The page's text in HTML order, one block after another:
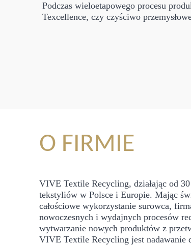
Podczas wieloetapowego procesu
Texcellence, czy czyściwo
O FIRMIE
VIVE Textile Recycling, działając od
tekstyliów w Polsce i Europie. Mając
całościowe wykorzystanie surowca,
nowoczesnych i wydajnych procesów
wytwarzanie nowych produktów z
VIVE Textile Recycling jest nadawanie